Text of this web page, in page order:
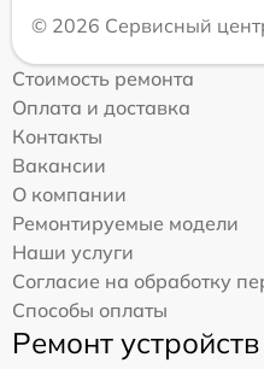
© 2026 Сервисный
Стоимость ремонта
Оплата и доставка
Контакты
Вакансии
О компании
Ремонтируемые модели
Наши услуги
Согласие на обработку
Способы оплаты
Ремонт устройств